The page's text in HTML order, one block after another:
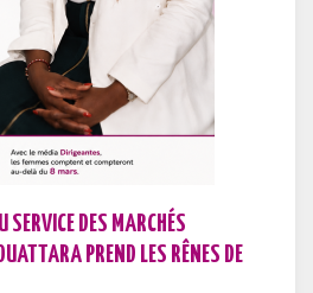
SERVICE DES MARCHÉS
PREND LES RÊNES DE